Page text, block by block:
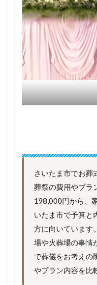
さいたま市でお葬
葬祭の費用やプラ
198,000円から、
いたま市で予算と
方に向いています
場や火葬場の事情
で葬儀をお考えの
やプラン内容を比